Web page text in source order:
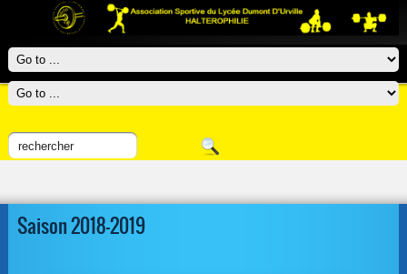
Saison 2018-2019